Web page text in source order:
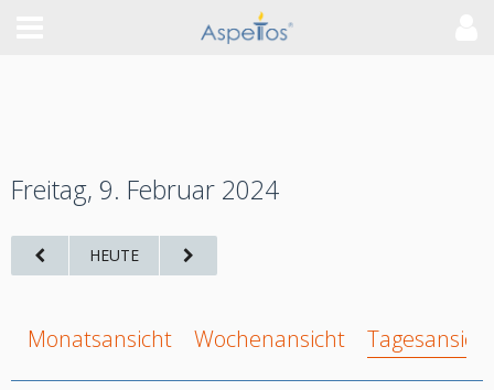
Freitag, 9. Februar 2024
HEUTE
Monatsansicht Wochenansicht Tagesansicht